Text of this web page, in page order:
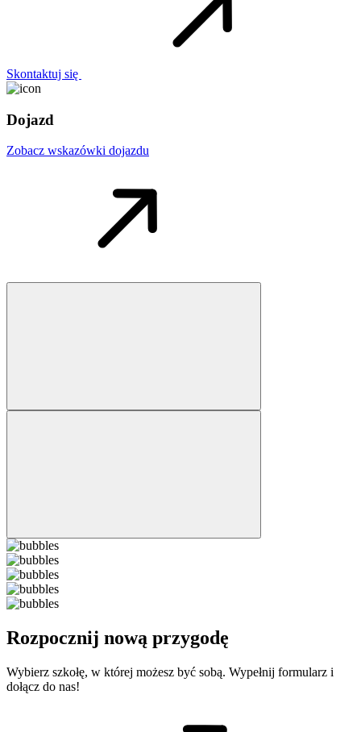
Skontaktuj się
Dojazd
Zobacz wskazówki dojazdu
Rozpocznij nową przygodę
Wybierz szkołę, w której możesz być sobą. Wypełnij formularz i
dołącz do nas!